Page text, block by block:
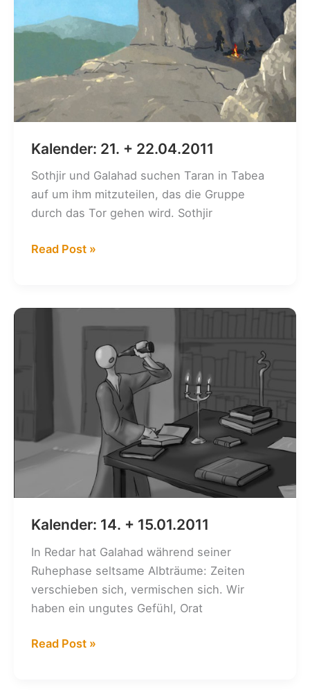
Kalender: 21. + 22.04.2011
Sothjir und Galahad suchen Taran in Tabea
auf um ihm mitzuteilen, das die Gruppe
durch das Tor gehen wird. Sothjir
Kalender:
22.04.2011
Read Post »
Kalender: 14. + 15.01.2011
In Redar hat Galahad während seiner
Ruhephase seltsame Albträume: Zeiten
verschieben sich, vermischen sich. Wir
haben ein ungutes Gefühl, Orat
Kalender:
Read Post »